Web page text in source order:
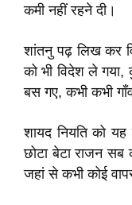
कमी नहीं रहने दी।
शांतनु पढ़ लिख कर
को भी विदेश ले गया,
बस गए, कभी कभी
शायद नियति को
छोटा बेटा राजन सब
जहां से कभी कोई